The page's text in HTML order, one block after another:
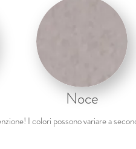
Noce
I colori possono variare a